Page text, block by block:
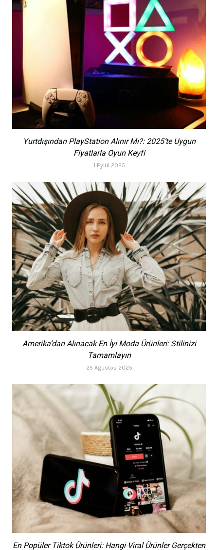
Yurtdışından PlayStation Alınır Mı?: 2025’te Uygun
Fiyatlarla Oyun Keyfi
1 Eylül 2025
Amerika’dan Alınacak En İyi Moda Ürünleri: Stilinizi
Tamamlayın
25 Ağustos 2025
En Popüler Tiktok Ürünleri: Hangi Viral Ürünler Gerçekten